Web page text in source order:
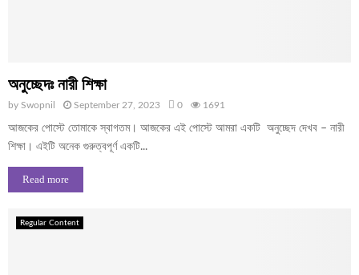
অনুচ্ছেদঃ নারী শিক্ষা
by Swopnil September 27, 2023 0 1691
আজকের পোস্টে তোমাকে স্বাগতম। আজকের এই পোস্টে আমরা একটি অনুচ্ছেদ দেখব – নারী
শিক্ষা। এইটি অনেক গুরুত্বপূর্ণ একটি...
Read more
Regular Content